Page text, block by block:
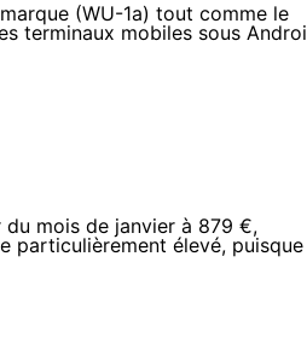
(WU-1a) tout comme le
terminaux mobiles sous
mois de janvier à 879 €,
particulièrement élevé, puisque